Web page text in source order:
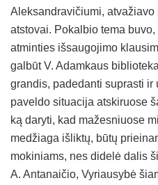
Aleksandravičiumi, atvažiavo
atstovai. Pokalbio tema
atminties išsaugojimo
galbūt V. Adamkaus
grandis, padedanti suprasti
paveldo situacija atskiruose
ką daryti, kad mažesniuose
medžiaga išliktų, būtų
mokiniams, nes didelė dalis
A. Antanaičio, Vyriausybė